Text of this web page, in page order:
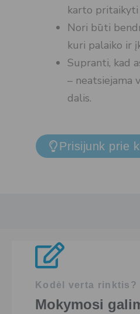
karto
Nori būti
kuri palaiko ir
Supranti, kad
– neatsiejama
dalis.
Prisijunk prie
Kodėl verta rinktis?
Mokymosi